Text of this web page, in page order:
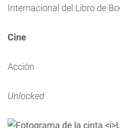
Internacional del Libro de
Cine
Acción
Unlocked